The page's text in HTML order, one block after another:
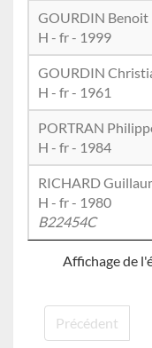
GOURDIN Benoit
H - fr - 1999
GOURDIN
H - fr - 1961
PORTRAN
H - fr - 1984
RICHARD
H - fr - 1980
B22454C
Affichage de
Précédent